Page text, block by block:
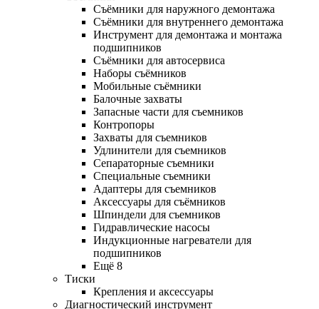
Съёмники для наружного демонтажа
Съёмники для внутреннего демонтажа
Инструмент для демонтажа и монтажа
подшипников
Съёмники для автосервиса
Наборы съёмников
Мобильные съёмники
Балочные захваты
Запасные части для съемников
Контропоры
Захваты для съемников
Удлинители для съемников
Сепараторные съемники
Специальные съемники
Адаптеры для съемников
Аксессуары для съёмников
Шпиндели для съемников
Гидравлические насосы
Индукционные нагреватели для
подшипников
Ещё 8
Тиски
Крепления и аксессуары
Диагностический инструмент